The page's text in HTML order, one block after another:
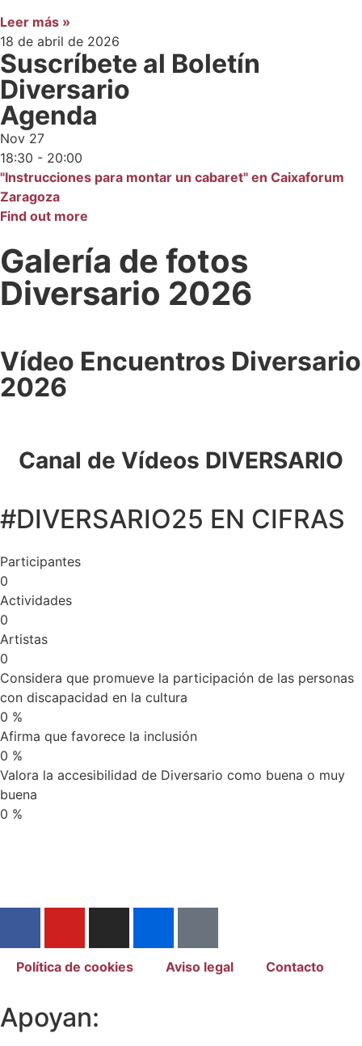
Leer más »
18 de abril de 2026
Suscríbete al Boletín
Diversario
Agenda
Nov 27
18:30 - 20:00
"Instrucciones para montar un cabaret" en Caixaforum
Zaragoza
Find out more
Galería de fotos
Diversario 2026
Vídeo Encuentros Diversario
2026
Canal de Vídeos DIVERSARIO
#DIVERSARIO25 EN CIFRAS
Participantes
0
Actividades
0
Artistas
0
Considera que promueve la participación de las personas
con discapacidad en la cultura
0 %
Afirma que favorece la inclusión
0 %
Valora la accesibilidad de Diversario como buena o muy
buena
0 %
Política de cookies Aviso legal Contacto
Apoyan: